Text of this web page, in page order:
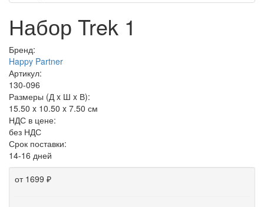
Набор Trek 1
Бренд:
Happy Partner
Артикул:
130-096
Размеры (Д x Ш x В):
15.50 x 10.50 x 7.50 см
НДС в цене:
без НДС
Срок поставки:
14-16 дней
от 1699 ₽